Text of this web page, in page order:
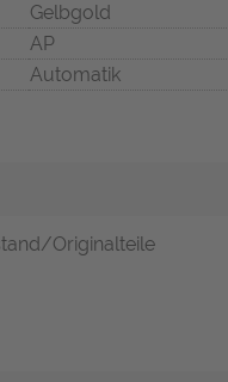
Gelbgold
AP
Automatik
Originalteile